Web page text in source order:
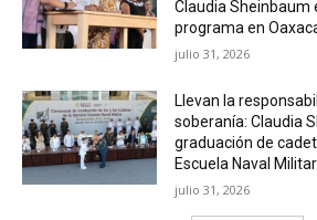
Claudia Sheinbaum
programa en
julio 31, 2026
Llevan la
soberanía: Claudia
graduación de
Escuela Naval
julio 31, 2026